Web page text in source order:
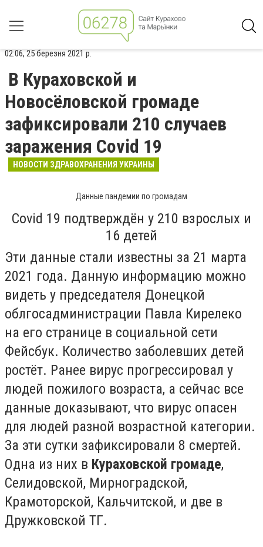
02:06, 25 березня 2021 р.
В Кураховской и
Новосёловской громаде
зафиксировали 210 случаев
заражения Covid 19
НОВОСТИ ЗДРАВОХРАНЕНИЯ УКРАИНЫ
Данные пандемии по громадам
Covid 19 подтверждён у 210 взрослых и
16 детей
Эти данные стали известны за 21 марта
2021 года. Данную информацию можно
видеть у председателя Донецкой
облгосадминистрации Павла Кирелеко
на его странице в социальной сети
Фейсбук. Количество заболевших детей
ростёт. Ранее вирус прогрессировал у
людей пожилого возраста, а сейчас все
данные доказывают, что вирус опасен
для людей разной возрастной категории.
За эти сутки зафиксировали 8 смертей.
Одна из них в Кураховской громаде,
Селидовской, Мирноградской,
Крамоторской, Кальчитской, и две в
Дружковской ТГ.